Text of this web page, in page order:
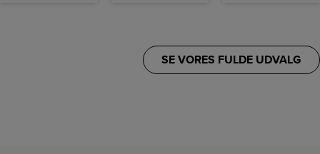
SE VORES FULDE UDVALG